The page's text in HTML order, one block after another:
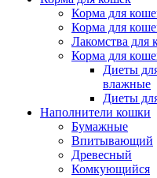
Корма для
Корма для
Лакомства для
Корма для
Диеты
влажные
Диеты
Наполнители кошки
Бумажные
Впитывающий
Древесный
Комкующийся